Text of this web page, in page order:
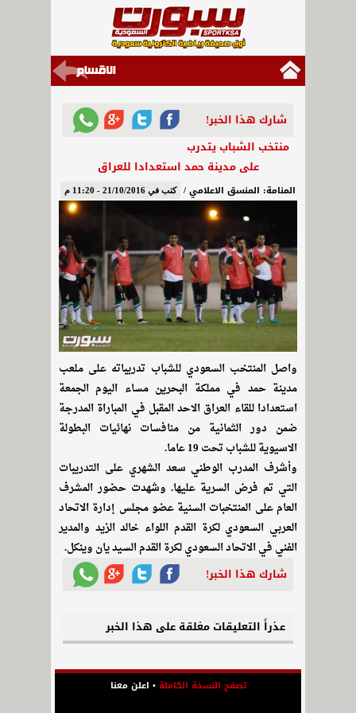
شارك هذا الخبر!
منتخب الشباب يتدرب
على مدينة حمد استعدادا للعراق
المنامة: المنسق الاعلامي / كتب في 21/10/2016 - 11:20 م
واصل المنتخب السعودي للشباب تدريباته على ملعب
مدينة حمد في مملكة البحرين مساء اليوم الجمعة
استعدادا للقاء العراق الاحد المقبل في المباراة المدرجة
ضمن دور الثمانية من منافسات نهائيات البطولة
الاسيوية للشباب تحت 19 عاما.
وأشرف المدرب الوطني سعد الشهري على التدريبات
التي تم فرض السرية عليها. وشهدت حضور المشرف
العام على المنتخبات السنية عضو مجلس إدارة الاتحاد
العربي السعودي لكرة القدم اللواء خالد الزيد والمدير
الفني في الاتحاد السعودي لكرة القدم السيد يان وينكل.
شارك هذا الخبر!
عذراً التعليقات مغلقة على هذا الخبر
تصفح النسخة الكاملة• اعلن معنا